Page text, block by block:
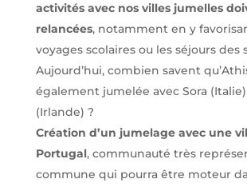
activités avec nos villes jumelles
relancées, notamment en y
voyages scolaires ou les séjours des
Aujourd’hui, combien savent
également jumelée avec Sora
(Irlande) ?
Création d’un jumelage avec une
Portugal, communauté très
commune qui pourra être moteur